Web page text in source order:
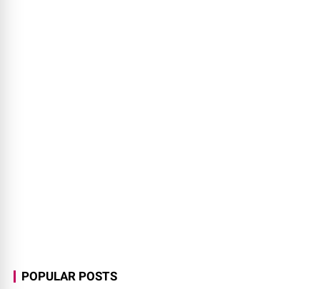
POPULAR POSTS